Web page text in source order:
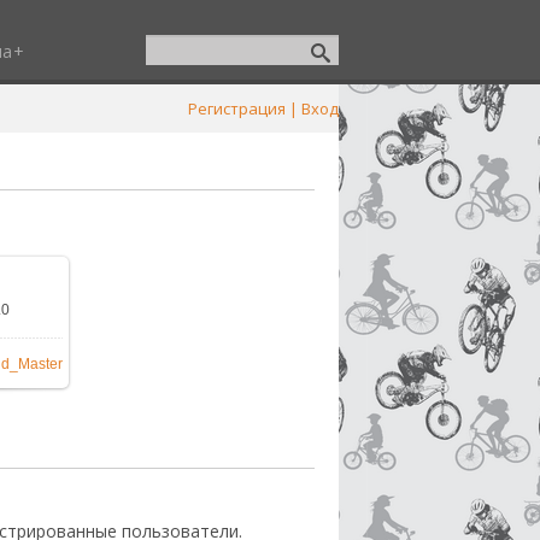
Регистрация | Вход
пользователи.